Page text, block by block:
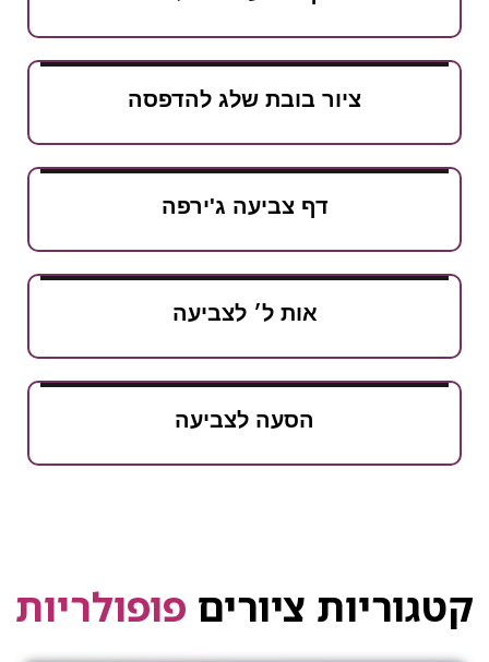
ציור בובת שלג להדפסה
דף צביעה ג'ירפה
אות ל׳ לצביעה
הסעה לצביעה
קטגוריות ציורים פופולריות